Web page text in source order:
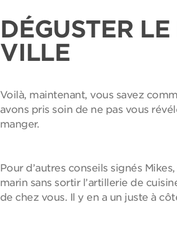
DÉGUSTER
VILLE
Voilà, maintenant, vous savez
avons pris soin de ne pas vous
manger.
Pour d’autres conseils signés
marin sans sortir l’artillerie de
de chez vous. Il y en a un juste à